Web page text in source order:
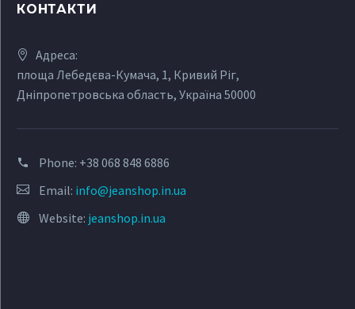
КОНТАКТИ
Адреса:
площа Лебедєва-Кумача, 1, Кривий Ріг,
Дніпропетровська область, Україна 50000
Phone: +38 068 848 6886
Email: info@jeanshop.in.ua
Website: jeanshop.in.ua